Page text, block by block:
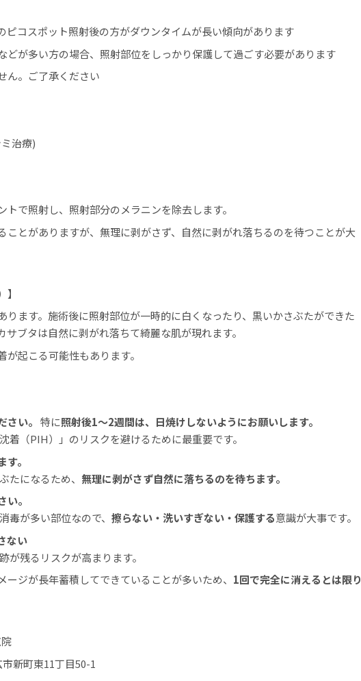
ピコスポット照射後の方がダウンタイムが長い傾向があります
どが多い方の場合、照射部位をしっかり保護して過ごす必要があります
ん。ご了承ください
治療)
トで照射し、照射部分のメラニンを除去します。
ことがありますが、無理に剥がさず、自然に剥がれ落ちるのを待つことが大
ます。 施術後に照射部位が一時的に白くなったり、黒いかさぶたができた
サブタは自然に剥がれ落ちて綺麗な肌が現れます。
起こる可能性もあります。
い。 特に照射後1〜2週間は、日焼けしないようにお願いします。
（PIH）」のリスクを避けるために最重要です。
。
になるため、 無理に剥がさず自然に落ちるのを待ちます。
。
が多い部位なので、 擦らない・洗いすぎない・保護する意識が大事です。
ない
残るリスクが高まります。
ジが長年蓄積してできていることが多いため、 1回で完全に消えるとは限り
新町東11丁目50-1